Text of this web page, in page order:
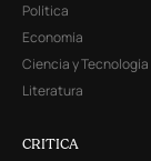
Política
Economía
Ciencia y Tecnología
Literatura
CRITICA